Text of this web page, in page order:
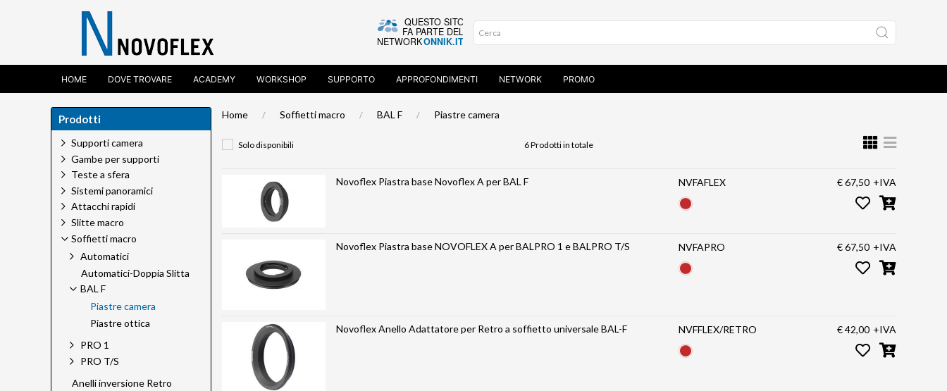
HOME DOVE TROVARE ACADEMY WORKSHOP SUPPORTO APPROFONDIMENTI NETWORK PROMO
Home Soffietti macro BAL F Piastre camera
Solo disponibili 6 Prodotti in totale
Novoflex Piastra base Novoflex A per BAL F NVFAFLEX € 67,50 +IVA
Novoflex Piastra base NOVOFLEX A per BALPRO 1 e BALPRO T/S NVFAPRO € 67,50 +IVA
Novoflex Anello Adattatore per Retro a soffietto universale BAL-F NVFFLEX/RETRO € 42,00 +IVA
Prodotti
Supporti camera
Gambe per supporti
Teste a sfera
Sistemi panoramici
Attacchi rapidi
Slitte macro
Soffietti macro
Automatici
Automatici-Doppia Slitta
BAL F
Piastre camera
Piastre ottica
PRO 1
PRO T/S
Anelli inversione Retro